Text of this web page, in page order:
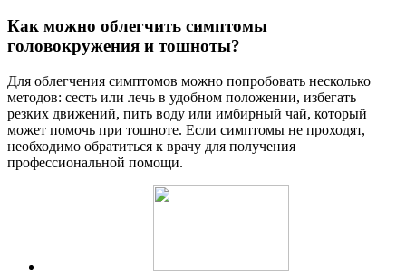
Как можно облегчить симптомы
головокружения и тошноты?
Для облегчения симптомов можно попробовать несколько
методов: сесть или лечь в удобном положении, избегать
резких движений, пить воду или имбирный чай, который
может помочь при тошноте. Если симптомы не проходят,
необходимо обратиться к врачу для получения
профессиональной помощи.